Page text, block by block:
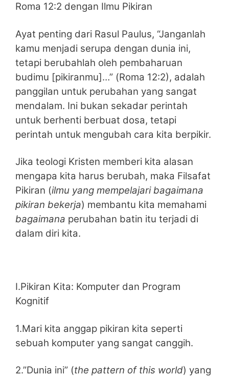
Roma 12:2 dengan Ilmu Pikiran
Ayat penting dari Rasul Paulus, “Janganlah
kamu menjadi serupa dengan dunia ini,
tetapi berubahlah oleh pembaharuan
budimu [pikiranmu]…” (Roma 12:2), adalah
panggilan untuk perubahan yang sangat
mendalam. Ini bukan sekadar perintah
untuk berhenti berbuat dosa, tetapi
perintah untuk mengubah cara kita berpikir.
Jika teologi Kristen memberi kita alasan
mengapa kita harus berubah, maka Filsafat
Pikiran (ilmu yang mempelajari bagaimana
pikiran bekerja) membantu kita memahami
bagaimana perubahan batin itu terjadi di
dalam diri kita.
I.Pikiran Kita: Komputer dan Program
Kognitif
1.Mari kita anggap pikiran kita seperti
sebuah komputer yang sangat canggih.
2.”Dunia ini” (the pattern of this world) yang